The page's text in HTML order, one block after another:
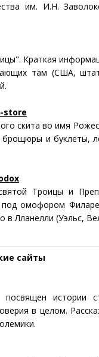
им. И.Н.
Краткая
там (США,
store
скита во имя
и буклеты,
Троицы и
омофором
Лланелли (Уэльс,
сайты
посвящен истории
в целом.